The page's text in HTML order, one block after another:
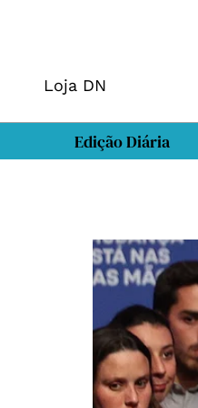
Loja DN
Edição Diária